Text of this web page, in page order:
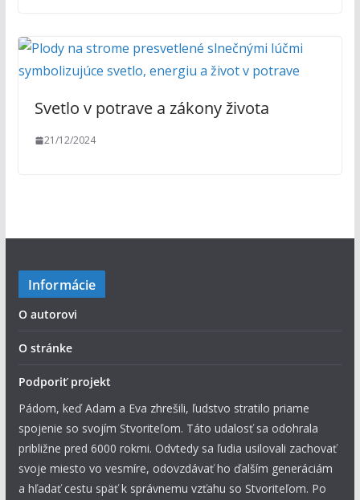
Svetlo v potrave a zákony života
21/12/2024
Informácie
O autorovi
O stránke
Podporiť projekt
Pádom, keď Adam a Eva zhrešili, ľudstvo stratilo priame
spojenie so svojím Stvoriteľom. Táto udalosť sa odohrala
približne pred 6000 rokmi. Odvtedy sa ľudia usilovali zachovať
svoje miesto vo vesmíre, odovzdávať ho ďalším generáciám
a hľadať cestu späť k správnemu vzťahu so Stvoriteľom. Po